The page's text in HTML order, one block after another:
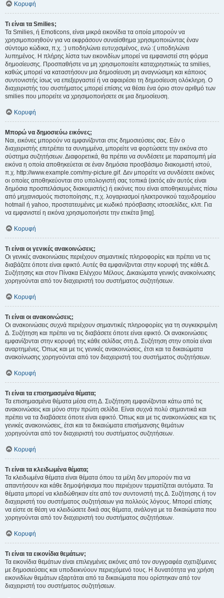
Κορυφή
Τι είναι τα Smilies;
Τα Smilies, ή Emoticons, είναι μικρά εικονίδια τα οποία μπορούν να
χρησιμοποιηθούν για να εκφράσουν συναίσθημα χρησιμοποιώντας έναν
σύντομο κώδικα, π.χ. :) υποδηλώνει ευτυχισμένος, ενώ :( υποδηλώνει
λυπημένος. Η πλήρης λίστα των εικονιδίων μπορεί να εμφανιστεί στη φόρμα
δημοσίευσης. Προσπαθήστε να μη χρησιμοποιείτε καταχρηστικώς τα smilies,
καθώς μπορεί να καταστήσουν μια δημοσίευση μη αναγνώσιμη και κάποιος
συντονιστής ίσως να επεξεργαστεί ή να αφαιρέσει τη δημοσίευση ολόκληρη. Ο
διαχειριστής του συστήματος μπορεί επίσης να θέσει ένα όριο στον αριθμό των
smilies που μπορείτε να χρησιμοποιήσετε σε μια δημοσίευση.
Κορυφή
Μπορώ να δημοσιεύω εικόνες;
Ναι, εικόνες μπορούν να εμφανίζονται στις δημοσιεύσεις σας. Εάν ο
διαχειριστής επιτρέπει τα συνημμένα, μπορείτε να φορτώσετε την εικόνα στο
σύστημα συζητήσεων. Διαφορετικά, θα πρέπει να συνδέσετε με παραπομπή μία
εικόνα η οποία αποθηκεύεται σε έναν δημόσια προσβάσιμο διακομιστή ιστού,
π.χ. http://www.example.com/my-picture.gif. Δεν μπορείτε να συνδέσετε εικόνες
οι οποίες αποθηκεύονται στο υπολογιστή σας τοπικά (εκτός εάν αυτός είναι
δημόσια προσπελάσιμος διακομιστής) ή εικόνες που είναι αποθηκευμένες πίσω
από μηχανισμούς πιστοποίησης, π.χ. λογαριασμοί ηλεκτρονικού ταχυδρομείου
hotmail ή yahoo, προστατευμένες με κωδικό πρόσβασης ιστοσελίδες, κλπ. Για
να εμφανιστεί η εικόνα χρησιμοποιήστε την ετικέτα [img].
Κορυφή
Τι είναι οι γενικές ανακοινώσεις;
Οι γενικές ανακοινώσεις περιέχουν σημαντικές πληροφορίες και πρέπει να τις
διαβάζετε όποτε είναι εφικτό. Αυτές θα εμφανίζονται στην κορυφή της κάθε Δ.
Συζήτησης και στον Πίνακα Ελέγχου Μέλους. Δικαιώματα γενικής ανακοίνωσης
χορηγούνται από τον διαχειριστή του συστήματος συζητήσεων.
Κορυφή
Τι είναι οι ανακοινώσεις;
Οι ανακοινώσεις συχνά περιέχουν σημαντικές πληροφορίες για τη συγκεκριμένη
Δ. Συζήτηση και πρέπει να τις διαβάσετε όποτε είναι εφικτό. Οι ανακοινώσεις
εμφανίζονται στην κορυφή της κάθε σελίδας στη Δ. Συζήτηση στην οποία είναι
αναρτημένες. Όπως και με τις γενικές ανακοινώσεις, έτσι και τα δικαιώματα
ανακοίνωσης χορηγούνται από τον διαχειριστή του συστήματος συζητήσεων.
Κορυφή
Τι είναι τα επισημασμένα θέματα;
Τα επισημασμένα θέματα μέσα στη Δ. Συζήτηση εμφανίζονται κάτω από τις
ανακοινώσεις και μόνο στην πρώτη σελίδα. Είναι συχνά πολύ σημαντικά και
πρέπει να τα διαβάσετε όποτε είναι εφικτό. Όπως και με τις ανακοινώσεις και τις
γενικές ανακοινώσεις, έτσι και τα δικαιώματα επισήμανσης θεμάτων
χορηγούνται από τον διαχειριστή του συστήματος συζητήσεων.
Κορυφή
Τι είναι τα κλειδωμένα θέματα;
Τα κλειδωμένα θέματα είναι θέματα όπου τα μέλη δεν μπορούν πια να
απαντήσουν και κάθε δημοψήφισμα που περιέχουν τερματίζεται αυτόματα. Τα
θέματα μπορεί να κλειδώθηκαν είτε από τον συντονιστή της Δ. Συζήτησης ή τον
διαχειριστή του συστήματος συζητήσεων για πολλούς λόγους. Μπορεί επίσης
να είστε σε θέση να κλειδώσετε δικά σας θέματα, ανάλογα με τα δικαιώματα που
χορηγούνται από τον διαχειριστή του συστήματος συζητήσεων.
Κορυφή
Τι είναι τα εικονίδια θεμάτων;
Τα εικονίδια θεμάτων είναι επιλεγμένες εικόνες από τον συγγραφέα σχετιζόμενες
με δημοσιεύσεις και υποδεικνύουν περιεχόμενό τους. Η δυνατότητα για χρήση
εικονιδίων θεμάτων εξαρτάται από τα δικαιώματα που ορίστηκαν από τον
διαχειριστή του συστήματος συζητήσεων.